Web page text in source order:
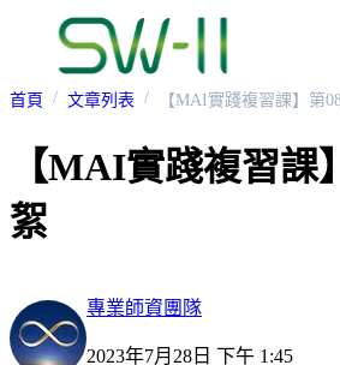
首頁 文章列表
【MAI實踐複習課
絮
專業師資團隊
2023年7月28日 下午 1:45